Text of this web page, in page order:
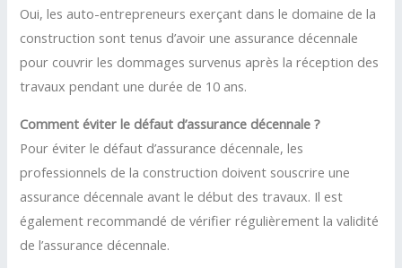
Oui, les auto-entrepreneurs exerçant dans le domaine de la
construction sont tenus d’avoir une assurance décennale
pour couvrir les dommages survenus après la réception des
travaux pendant une durée de 10 ans.
Comment éviter le défaut d’assurance décennale ?
Pour éviter le défaut d’assurance décennale, les
professionnels de la construction doivent souscrire une
assurance décennale avant le début des travaux. Il est
également recommandé de vérifier régulièrement la validité
de l’assurance décennale.